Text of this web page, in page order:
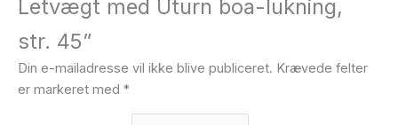
Letvægt med Uturn boa-lukning,
str. 45”
Din e-mailadresse vil ikke blive publiceret. Krævede felter
er markeret med *